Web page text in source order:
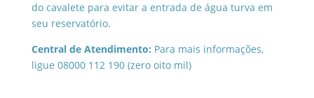
do cavalete para evitar a entrada de água turva em
seu reservatório.
Central de Atendimento: Para mais informações,
ligue 08000 112 190 (zero oito mil)